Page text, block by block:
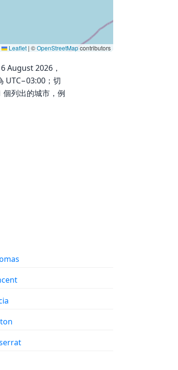
Leaflet | ©OpenStreetMapcontributors
August 2026，
UTC−03:00；切
個列出的城市，例